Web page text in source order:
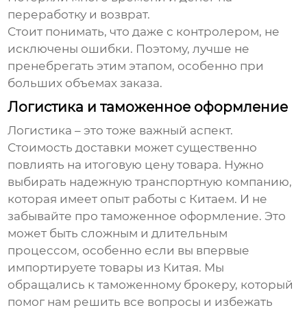
переработку и возврат.
Стоит понимать, что даже с контролером, не
исключены ошибки. Поэтому, лучше не
пренебрегать этим этапом, особенно при
больших объемах заказа.
Логистика и таможенное оформление
Логистика – это тоже важный аспект.
Стоимость доставки может существенно
повлиять на итоговую цену товара. Нужно
выбирать надежную транспортную компанию,
которая имеет опыт работы с Китаем. И не
забывайте про таможенное оформление. Это
может быть сложным и длительным
процессом, особенно если вы впервые
импортируете товары из Китая. Мы
обращались к таможенному брокеру, который
помог нам решить все вопросы и избежать